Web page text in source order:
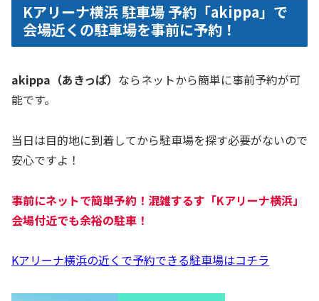
Kアリーナ横浜 駐車場 予約「akippa」で
会場近くの駐車場を事前に予約！
akippa（あきっぱ） ならネットから簡単に事前予約が可
能です。
当日は目的地に到着してから駐車場を探す必要がないので
安心ですよ！
事前にネットで簡単予約！混雑するす「Kアリーナ横浜」
会場付近でも余裕の駐車！
Kアリーナ横浜の近くで予約できる駐車場はコチラ